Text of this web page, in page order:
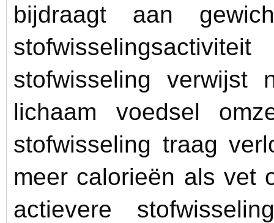
bijdraagt aan
stofwisseling verwijst
lichaam voedsel
stofwisseling traag
meer calorieën als vet
actievere